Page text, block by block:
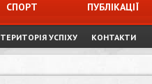
СПОРТ ПУБЛІКАЦІЇ
ТЕРИТОРІЯ УСПІХУ КОНТАКТИ